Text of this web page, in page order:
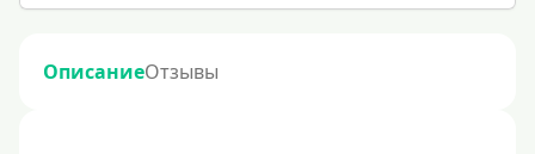
ОписаниеОтзывы